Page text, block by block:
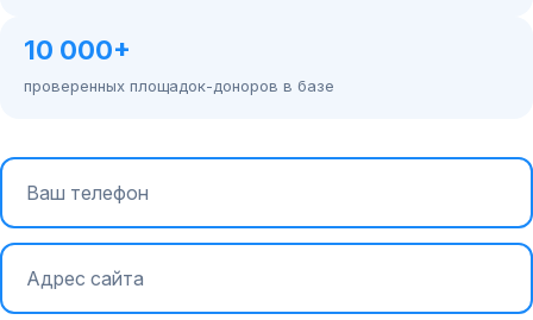
10 000+
проверенных площадок-доноров в базе